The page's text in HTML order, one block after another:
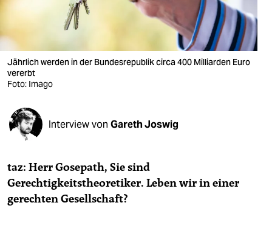
verlag
verlag
veranstaltungen
shop
fragen & hilfe
unterstützen
genossenschaft
epaper login
Jährlich werden in der Bundesrepublik circa 400 Milliarden Euro
vererbt
Foto: Imago
Interview von Gareth Joswig
taz: Herr Gosepath, Sie sind
Gerechtigkeitstheoretiker. Leben wir in einer
gerechten Gesellschaft?